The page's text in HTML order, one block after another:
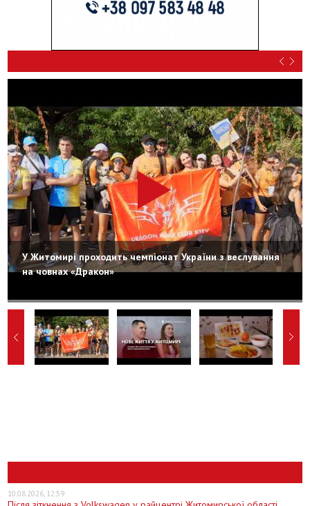
У Житомирі проходить чемпіонат України з веслування
на човнах «Дракон»
10.08.2026, 12:59